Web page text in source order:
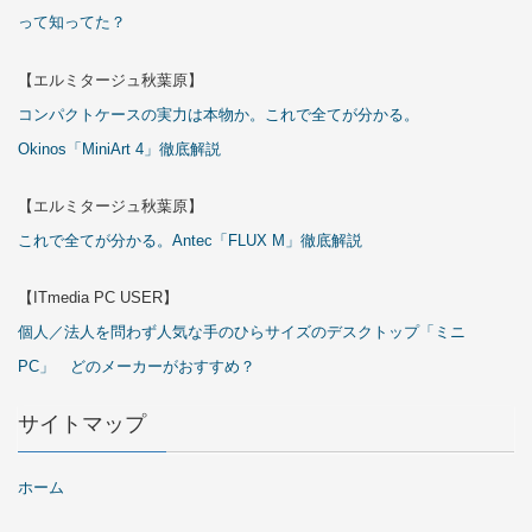
って知ってた？
【エルミタージュ秋葉原】
コンパクトケースの実力は本物か。これで全てが分かる。
Okinos「MiniArt 4」徹底解説
【エルミタージュ秋葉原】
これで全てが分かる。Antec「FLUX M」徹底解説
【ITmedia PC USER】
個人／法人を問わず人気な手のひらサイズのデスクトップ「ミニ
PC」 どのメーカーがおすすめ？
サイトマップ
ホーム